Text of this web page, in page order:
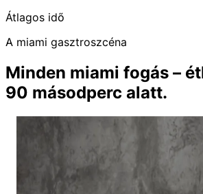
Átlagos idő
A miami gasztroszcéna
Minden miami fogás –
90 másodperc alatt.